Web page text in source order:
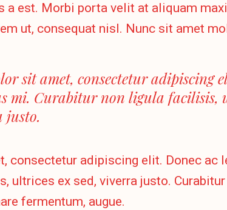
est. Morbi porta velit at aliquam
ut, consequat nisl. Nunc sit amet
sit amet, consectetur adipiscing
mi. Curabitur non ligula facilisis,
justo.
consectetur adipiscing elit. Donec ac
ultrices ex sed, viverra justo. Curabitur
fermentum, augue.